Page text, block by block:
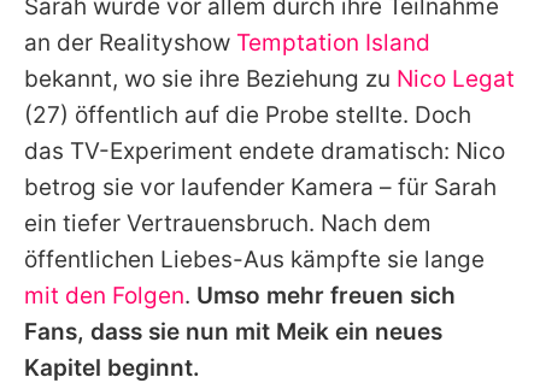
Sarah wurde vor allem durch ihre Teilnahme
an der Realityshow Temptation Island
bekannt, wo sie ihre Beziehung zu Nico Legat
(27) öffentlich auf die Probe stellte. Doch
das TV-Experiment endete dramatisch: Nico
betrog sie vor laufender Kamera – für Sarah
ein tiefer Vertrauensbruch. Nach dem
öffentlichen Liebes-Aus kämpfte sie lange
mit den Folgen. Umso mehr freuen sich
Fans, dass sie nun mit Meik ein neues
Kapitel beginnt.